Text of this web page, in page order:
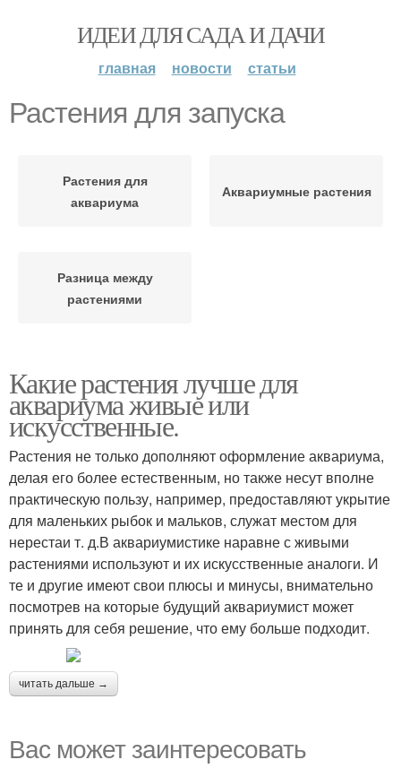
ИДЕИ ДЛЯ САДА И ДАЧИ
главная новости статьи
Растения для запуска
Растения для
аквариума
Аквариумные растения
Разница между
растениями
Какие растения лучше для
аквариума живые или
искусственные.
Растения не только дополняют оформление аквариума,
делая его более естественным, но также несут вполне
практическую пользу, например, предоставляют укрытие
для маленьких рыбок и мальков, служат местом для
нерестаи т. д.В аквариумистике наравне с живыми
растениями используют и их искусственные аналоги. И
те и другие имеют свои плюсы и минусы, внимательно
посмотрев на которые будущий аквариумист может
принять для себя решение, что ему больше подходит.
читать дальше →
Вас может заинтересовать